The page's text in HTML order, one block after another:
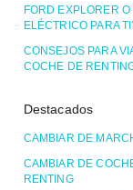
FORD EXPLORER
ELÉCTRICO PARA
CONSEJOS PARA
COCHE DE
Destacados
CAMBIAR DE
CAMBIAR DE
RENTING